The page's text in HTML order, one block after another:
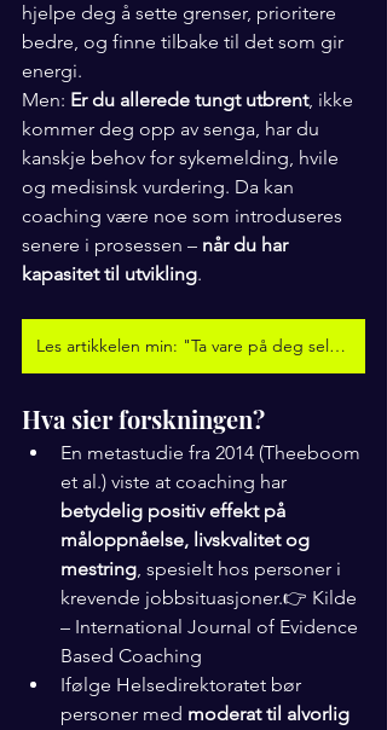
hjelpe deg å sette grenser, prioritere
bedre, og finne tilbake til det som gir
energi.
Men: Er du allerede tungt utbrent, ikke
kommer deg opp av senga, har du
kanskje behov for sykemelding, hvile
og medisinsk vurdering. Da kan
coaching være noe som introduseres
senere i prosessen – når du har
kapasitet til utvikling.
Les artikkelen min: "Ta vare på deg selv før det smeller"
Hva sier forskningen?
En metastudie fra 2014 (Theeboom
et al.) viste at coaching har
betydelig positiv effekt på
måloppnåelse, livskvalitet og
mestring, spesielt hos personer i
krevende jobbsituasjoner.👉 Kilde
– International Journal of Evidence
Based Coaching
Ifølge Helsedirektoratet bør
personer med moderat til alvorlig